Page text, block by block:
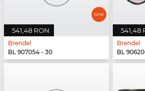
541,48 RON
Brendel
BL 907054 - 30
541,48
Brendel
BL